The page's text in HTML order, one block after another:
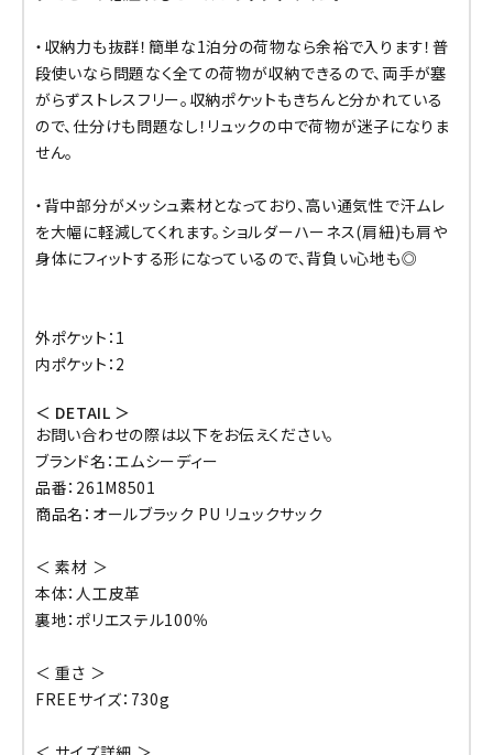
・収納力も抜群！簡単な1泊分の荷物なら余裕で入ります！普
段使いなら問題なく全ての荷物が収納できるので、両手が塞
がらずストレスフリー。収納ポケットもきちんと分かれている
ので、仕分けも問題なし！リュックの中で荷物が迷子になりま
せん。
・背中部分がメッシュ素材となっており、高い通気性で汗ムレ
を大幅に軽減してくれます。ショルダーハーネス(肩紐)も肩や
身体にフィットする形になっているので、背負い心地も◎
外ポケット：1
内ポケット：2
＜ DETAIL ＞
お問い合わせの際は以下をお伝えください。
ブランド名：エムシーディー
品番：261M8501
商品名：オールブラック PU リュックサック
＜ 素材 ＞
本体：人工皮革
裏地：ポリエステル100％
＜ 重さ ＞
FREEサイズ：730g